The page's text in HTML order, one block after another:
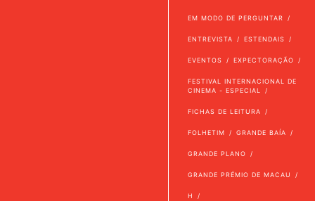
EM MODO DE PERGUNTAR
ENTREVISTA ESTENDAIS
EVENTOS EXPECTORAÇÃO
FESTIVAL INTERNACIONAL DE
CINEMA - ESPECIAL
FICHAS DE LEITURA
FOLHETIM GRANDE BAÍA
GRANDE PLANO
GRANDE PRÉMIO DE MACAU
H